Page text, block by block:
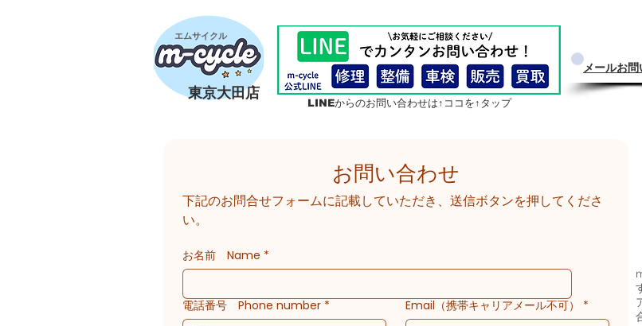
​エムサイクル
東京大田店
LINEからのお問い合わせは↑ココを↑タップ
メールお
お問い合わせ
下記のお問合せフォームに記載していただき、送信ボタンを押してくださ
い。
お名前 Name *
電話番号 Phone number * Email（携帯キャリアメール不可） *